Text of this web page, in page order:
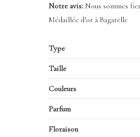
Notre avis:Nous sommes
Médaillée d’or à Bagatelle
Type
Taille
Couleurs
Parfum
Floraison